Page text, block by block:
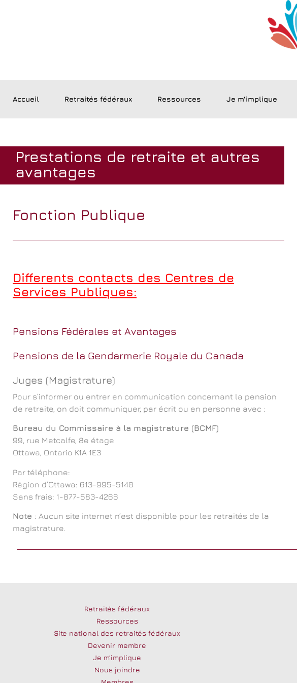
Accueil Retraités fédéraux Ressources Je m’implique
Prestations de retraite et autres
avantages
Fonction Publique
Differents contacts des Centres de
Services Publiques:
Pensions Fédérales et Avantages
Pensions de la Gendarmerie Royale du Canada
Juges (Magistrature)
Pour s’informer ou entrer en communication concernant la pension
de retraite, on doit communiquer, par écrit ou en personne avec :
Bureau du Commissaire à la magistrature (BCMF)
99, rue Metcalfe, 8e étage
Ottawa, Ontario K1A 1E3
Par téléphone:
Région d’Ottawa: 613-995-5140
Sans frais: 1-877-583-4266
Note : Aucun site internet n’est disponible pour les retraités de la
magistrature.
Retraités fédéraux
Ressources
Site national des retraités fédéraux
Devenir membre
Je m’implique
Nous joindre